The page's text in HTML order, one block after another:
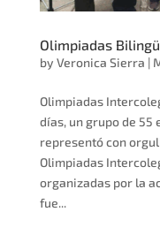
Olimpiadas
by Veronica Sierra |
Olimpiadas
días, un grupo de 55
representó con
Olimpiadas
organizadas por la
fue...